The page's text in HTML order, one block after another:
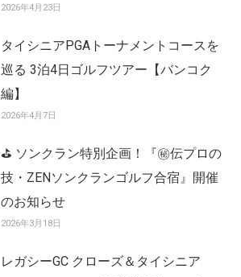
2026年4月23日
タイシニアPGAトーナメントコースを
巡る 3泊4日ゴルフツアー【バンコク
編】
2026年4月7日
⛳ ソンクラン特別企画！『㊙️伝プロの
技・ZENソンクランゴルフ合宿』開催
のお知らせ
2026年3月18日
レガシーGC クローズ＆タイシニア